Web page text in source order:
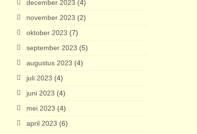
december 2023 (4)
november 2023 (2)
oktober 2023 (7)
september 2023 (5)
augustus 2023 (4)
juli 2023 (4)
juni 2023 (4)
mei 2023 (4)
april 2023 (6)